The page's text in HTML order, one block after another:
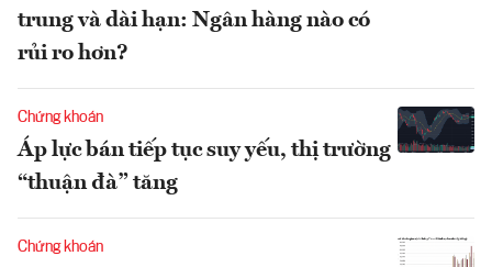
trung và dài hạn: Ngân hàng nào có
rủi ro hơn?
Chứng khoán
Áp lực bán tiếp tục suy yếu, thị trường
“thuận đà” tăng
Chứng khoán